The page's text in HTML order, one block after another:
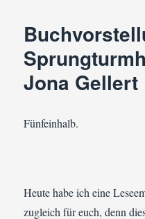
Jona Gellert
Fünfeinhalb.
Heute habe ich eine
zugleich für euch, denn